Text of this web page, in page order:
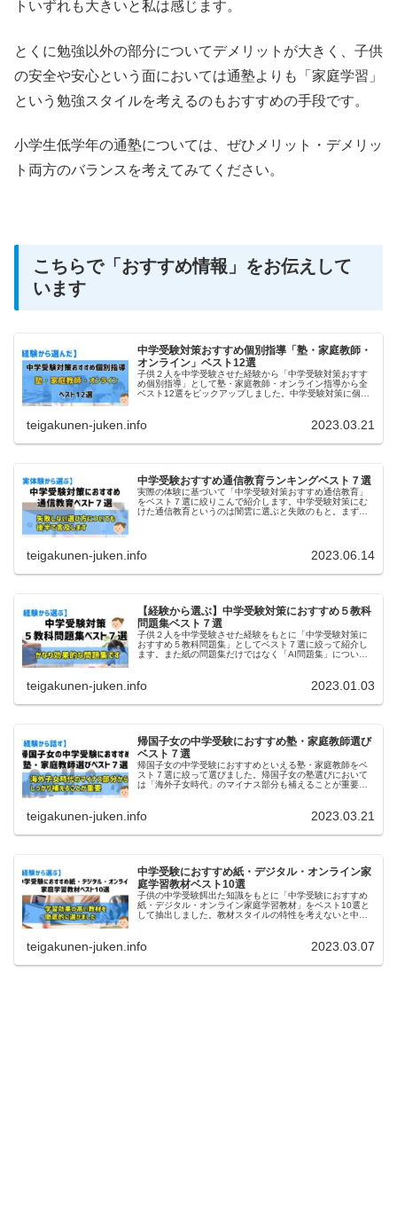
トいずれも大きいと私は感じます。
とくに勉強以外の部分についてデメリットが大きく、子供
の安全や安心という面においては通塾よりも「家庭学習」
という勉強スタイルを考えるのもおすすめの手段です。
小学生低学年の通塾については、ぜひメリット・デメリッ
ト両方のバランスを考えてみてください。
こちらで「おすすめ情報」をお伝えして
います
中学受験対策おすすめ個別指導「塾・家庭教師・
オンライン」ベスト12選
子供２人を中学受験させた経験から「中学受験対策おすす
め個別指導」として塾・家庭教師・オンライン指導から全
ベスト12選をピックアップしました。中学受験対策に個別
teigakunen-juken.info 2023.03.21
中学受験おすすめ通信教育ランキングベスト７選
実際の体験に基づいて「中学受験対策おすすめ通信教育」
をベスト７選に絞りこんで紹介します。中学受験対策にむ
けた通信教育というのは闇雲に選ぶと失敗のもと。まずは
teigakunen-juken.info 2023.06.14
【経験から選ぶ】中学受験対策におすすめ５教科
問題集ベスト７選
子供２人を中学受験させた経験をもとに「中学受験対策に
おすすめ５教科問題集」としてベスト７選に絞って紹介し
ます。また紙の問題集だけではなく「AI問題集」について
teigakunen-juken.info 2023.01.03
帰国子女の中学受験におすすめ塾・家庭教師選び
ベスト７選
帰国子女の中学受験におすすめといえる塾・家庭教師をベ
スト７選に絞って選びました。帰国子女の塾選びにおいて
は「海外子女時代」のマイナス部分も補えることが重要。
teigakunen-juken.info 2023.03.21
中学受験におすすめ紙・デジタル・オンライン家
庭学習教材ベスト10選
子供の中学受験餌出た知識をもとに「中学受験におすすめ
紙・デジタル・オンライン家庭学習教材」をベスト10選と
して抽出しました。教材スタイルの特性を考えないと中学
teigakunen-juken.info 2023.03.07